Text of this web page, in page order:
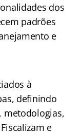
dos
padrões
e
à
definindo
metodologias,
e